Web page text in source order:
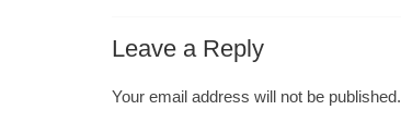
Leave a Reply
Your email address will not be published.